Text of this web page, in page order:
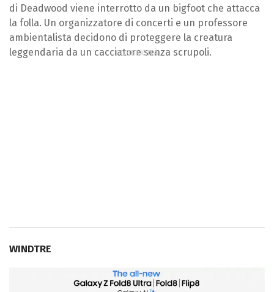
di Deadwood viene interrotto da un bigfoot che attacca
la folla. Un organizzatore di concerti e un professore
ambientalista decidono di proteggere la creatura
leggendaria da un cacciatore senza scrupoli.
WINDTRE